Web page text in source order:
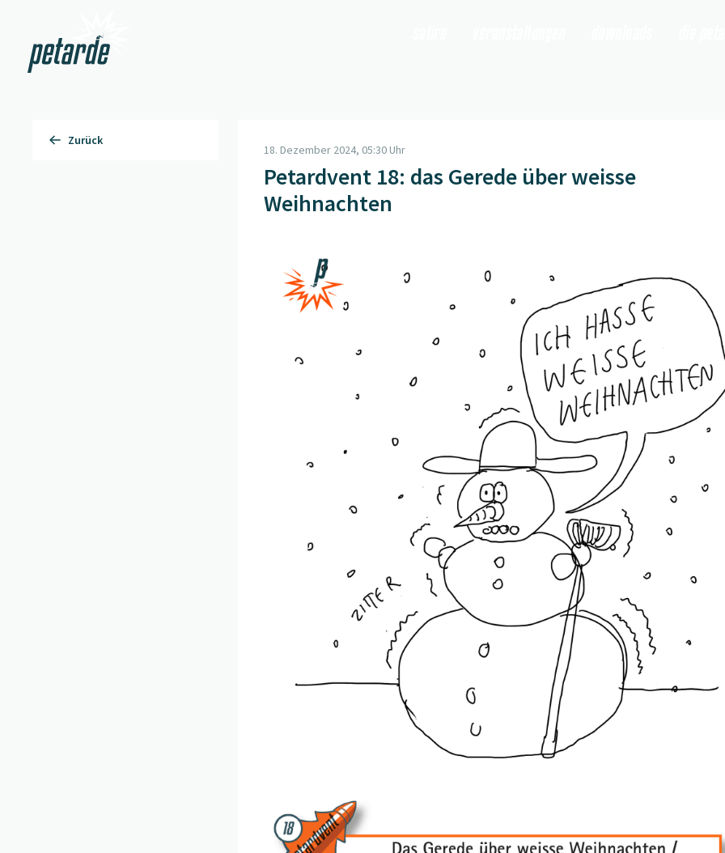
Zur Startseite
Zurück
18. Dezember 2024, 05:30 Uhr
Petardvent 18: das Gerede über weisse
Weihnachten